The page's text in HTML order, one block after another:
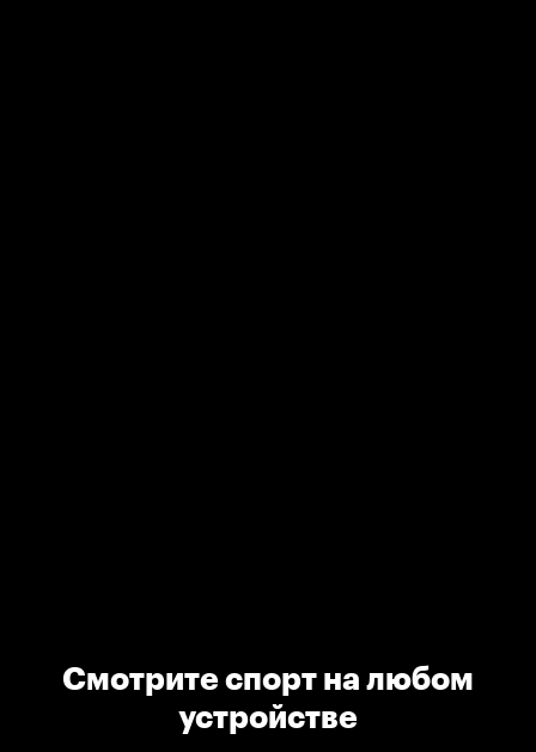
Смотрите спорт на любом
устройстве